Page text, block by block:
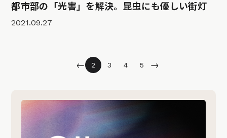
都市部の「光害」を解決。昆虫にも優しい街灯
2021.09.27
← 2 3 4 5 →